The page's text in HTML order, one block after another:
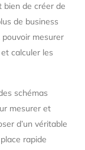
bien de créer de
de business
mesurer
calculer les
schémas
mesurer et
d’un véritable
rapide